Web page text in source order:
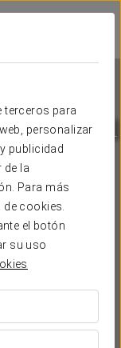
terceros para
personalizar
publicidad
de la
Para más
cookies.
el botón
su uso
Hotel